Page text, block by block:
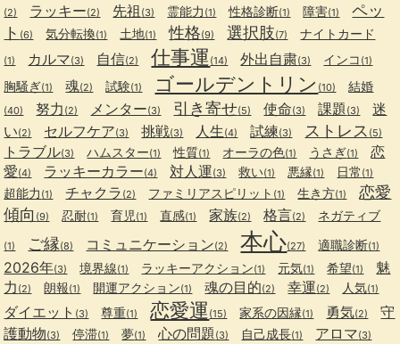
(2) ラッキー(2) 先祖 (3) 霊能力 (1) 性格診断(1) 障害(1)
ペッ
ト (6) 気分転換(1) 土地(1) 性格(9) 選択肢(7) ナイトカード
(1) カルマ(3) 自信(2) 仕事運 (14) 外出自粛(3) インコ (1)
胸騒ぎ(1) 魂(2) 試験(1) ゴールデントリン (10) 結婚
(40) 努力 (2) メンター(3) 引き寄せ(5) 使命(3) 課題(3)
迷
い(2) セルフケア(3) 挑戦(3) 人生(4) 試練(3) ストレス (5)
トラブル(3) ハムスター(1) 性質(1) オーラの色(1) うさぎ(1)
恋
愛(4) ラッキーカラー(4) 対人運(3) 救い(1) 悪縁(1) 日常 (1)
超能力 (1) チャクラ (2) ファミリアスピリット (1) 生き方(1)
恋愛
傾向 (9) 忍耐(1) 育児(1) 直感(1) 家族(2) 格言(2) ネガティブ
(1) ご縁(8) コミュニケーション(2) 本心(27) 適職診断(1)
2026年(3) 境界線(1) ラッキーアクション(1) 元気(1) 希望(1)
魅
力 (2) 朗報(1) 開運アクション(1) 魂の目的(2) 幸運(2) 人気(1)
ダイエット (3) 尊重(1) 恋愛運 (15) 家系の因縁(1) 勇気(2)
守
護動物(3) 停滞(1) 夢(1) 心の問題(3) 自己成長(1) アロマ(3)